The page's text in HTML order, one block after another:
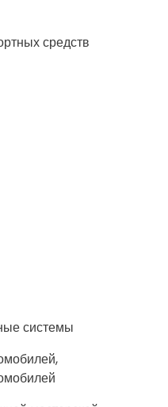
средств
системы